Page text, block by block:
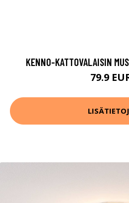
KENNO-KATTOVALAISIN
79.9